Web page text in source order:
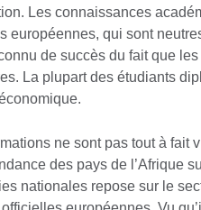
Les connaissances
européennes, qui sont
de succès du fait que
La plupart des étudiants
ne sont pas tout à fait
des pays de l’Afrique
nationales repose sur le